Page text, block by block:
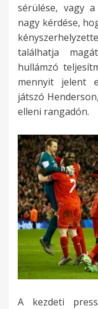
sérülése, vagy
nagy kérdése,
találhatja
hullámzó
mennyit jelent
játszó
elleni rangadón.
A kezdeti